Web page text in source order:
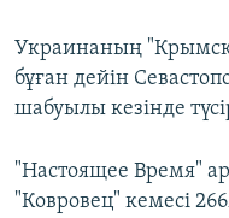
Украинаның
бұған дейін
шабуылы кезінде
"Настоящее Время"
"Ковровец" кемесі